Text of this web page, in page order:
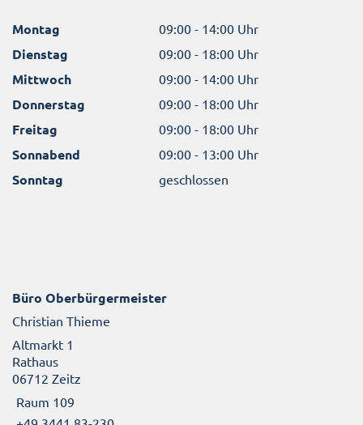
Montag 09:00 - 14:00 Uhr
Dienstag 09:00 - 18:00 Uhr
Mittwoch 09:00 - 14:00 Uhr
Donnerstag 09:00 - 18:00 Uhr
Freitag 09:00 - 18:00 Uhr
Sonnabend 09:00 - 13:00 Uhr
Sonntag geschlossen
Büro Oberbürgermeister
Christian Thieme
Altmarkt 1
Rathaus
06712 Zeitz
Raum 109